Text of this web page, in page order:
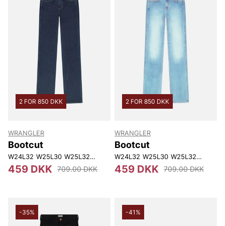
2 FOR 850 DKK
WRANGLER
Bootcut
W24L32 W25L30 W25L32 W26L30 W26L32 W27L30 W27L32
459 DKK 709.00 DKK
2 FOR 850 DKK
WRANGLER
Bootcut
W24L32 W25L30 W25L32 W26L32
459 DKK 709.00 DKK
-35% -41%